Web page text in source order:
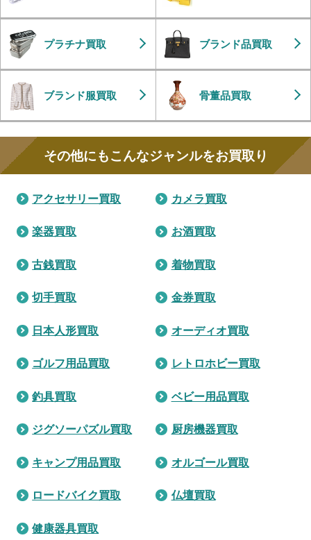
プラチナ買取 ブランド品買取
ブランド服買取 骨董品買取
その他にもこんなジャンルをお買取り
アクセサリー買取 カメラ買取
楽器買取 お酒買取
古銭買取 着物買取
切手買取 金券買取
日本人形買取 オーディオ買取
ゴルフ用品買取 レトロホビー買取
釣具買取 ベビー用品買取
ジグソーパズル買取 厨房機器買取
キャンプ用品買取 オルゴール買取
ロードバイク買取 仏壇買取
健康器具買取